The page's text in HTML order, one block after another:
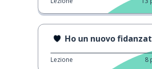
Ho un nuovo
Lezione 8